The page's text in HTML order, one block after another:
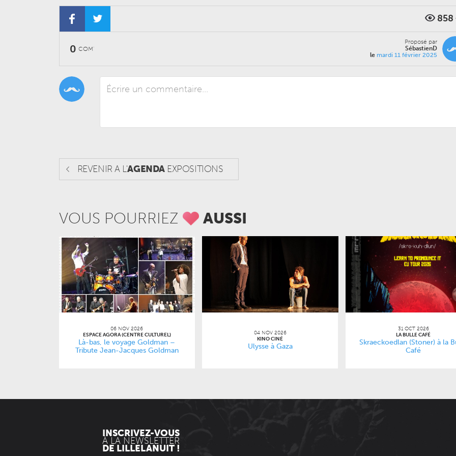
858
0 COM'
Proposé par
SébastienD
le mardi 11 février 2025
REVENIR A L'AGENDAEXPOSITIONS
VOUS POURRIEZ AUSSI
06 NOV 2026
ESPACE AGORA (CENTRE CULTUREL)
Là-bas, le voyage Goldman –
Tribute Jean-Jacques Goldman
04 NOV 2026
KINO CINÉ
Ulysse à Gaza
31 OCT 2026
LA BULLE CAFÉ
Skraeckoedlan (Stoner) à la
Café
INSCRIVEZ-VOUS
À LA NEWSLETTER
DE LILLELANUIT !